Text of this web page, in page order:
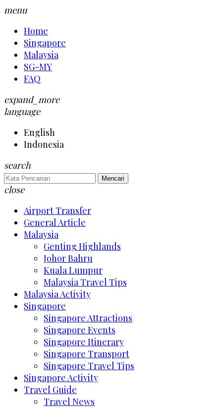
menu
Home
Singapore
Malaysia
SG-MY
FAQ
expand_more
language
English
Indonesia
search
Mencari
close
Airport Transfer
General Article
Malaysia
Genting Highlands
Johor Bahru
Kuala Lumpur
Malaysia Travel Tips
Malaysia Activity
Singapore
Singapore Attractions
Singapore Events
Singapore Itinerary
Singapore Transport
Singapore Travel Tips
Singapore Activity
Travel Guide
Travel News